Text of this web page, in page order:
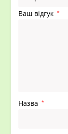
Ваш відгук *
Назва *